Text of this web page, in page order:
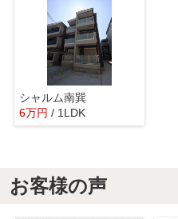
シャルム南巽
6万円 / 1LDK
お客様の声